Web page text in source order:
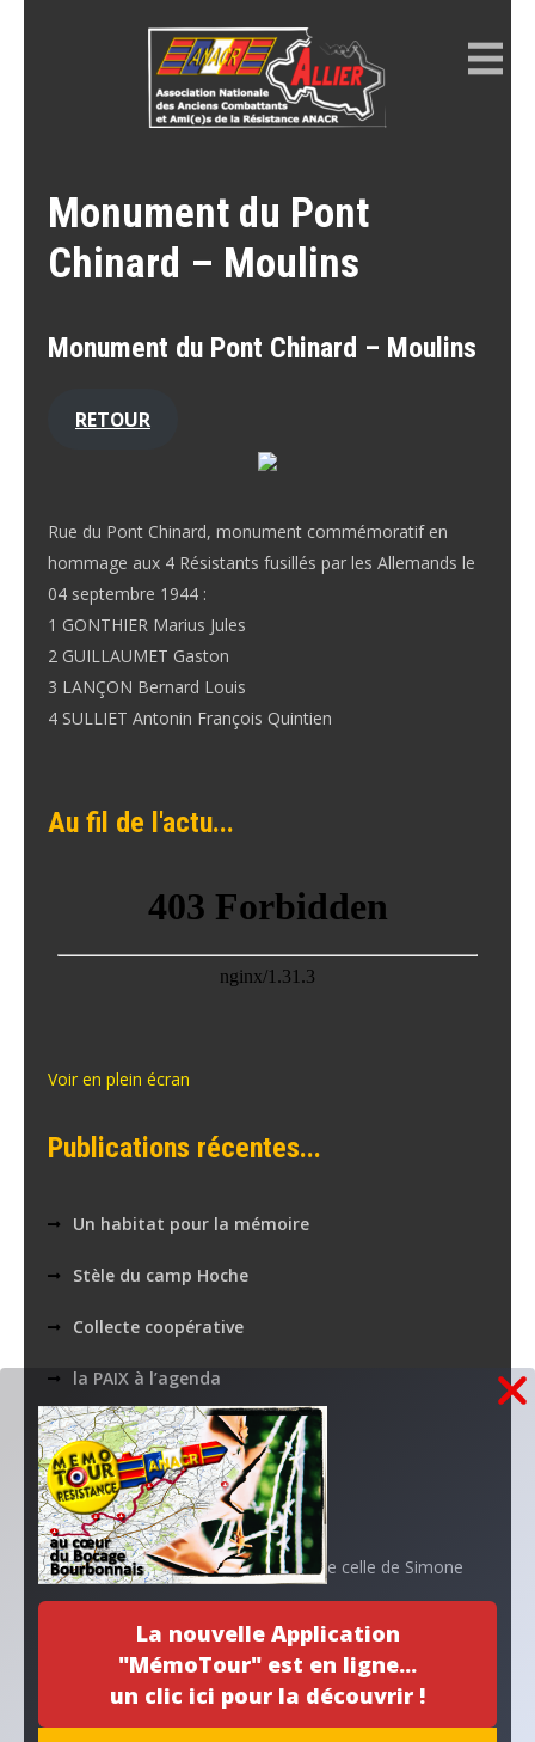
La nouvelle Application
"MémoTour" est en ligne...
un clic ici pour la découvrir !
Monument du Pont
Chinard – Moulins
Monument du Pont Chinard – Moulins
RETOUR
Rue du Pont Chinard, monument commémoratif en
hommage aux 4 Résistants fusillés par les Allemands le
04 septembre 1944 :
1 GONTHIER Marius Jules
2 GUILLAUMET Gaston
3 LANÇON Bernard Louis
4 SULLIET Antonin François Quintien
Au fil de l'actu...
Voir en plein écran
Publications récentes...
Un habitat pour la mémoire
Stèle du camp Hoche
Collecte coopérative
la PAIX à l’agenda
Nos applications numériques
MEMOTOUR PODCAST
La mémoire de Marguerite croise celle de Simone
L’ANACR accompagne l’initiative de la municipalité de